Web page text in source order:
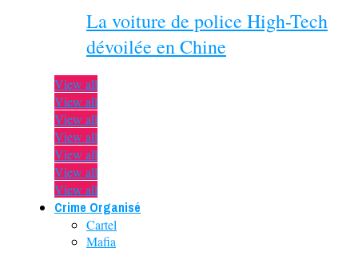
La voiture de police High-Tech
dévoilée en Chine
View all
View all
View all
View all
View all
View all
View all
Crime Organisé
Cartel
Mafia